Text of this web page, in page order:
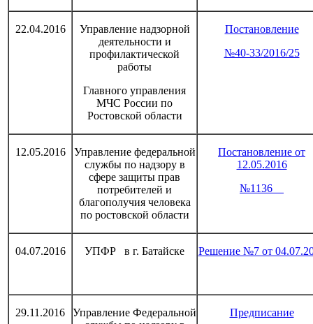
22.04.2016
Управление надзорной
деятельности и
профилактической
работы
Главного управления
МЧС России по
Ростовской области
Постановление
№40-33/2016/25
12.05.2016
Управление федеральной
службы по надзору в
сфере защиты прав
потребителей и
благополучия человека
по ростовской области
Постановление от
12.05.2016
№1136
04.07.2016 УПФР в г. Батайске Решение №7 от
29.11.2016
Управление Федеральной
Предписание